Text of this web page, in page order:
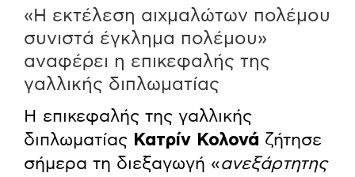
«Η εκτέλεση αιχμαλώτων πολέμου
συνιστά έγκλημα πολέμου»
αναφέρει η επικεφαλής της
γαλλικής διπλωματίας
Η επικεφαλής της γαλλικής
διπλωματίας Κατρίν Κολονά ζήτησε
σήμερα τη διεξαγωγή «ανεξάρτητης